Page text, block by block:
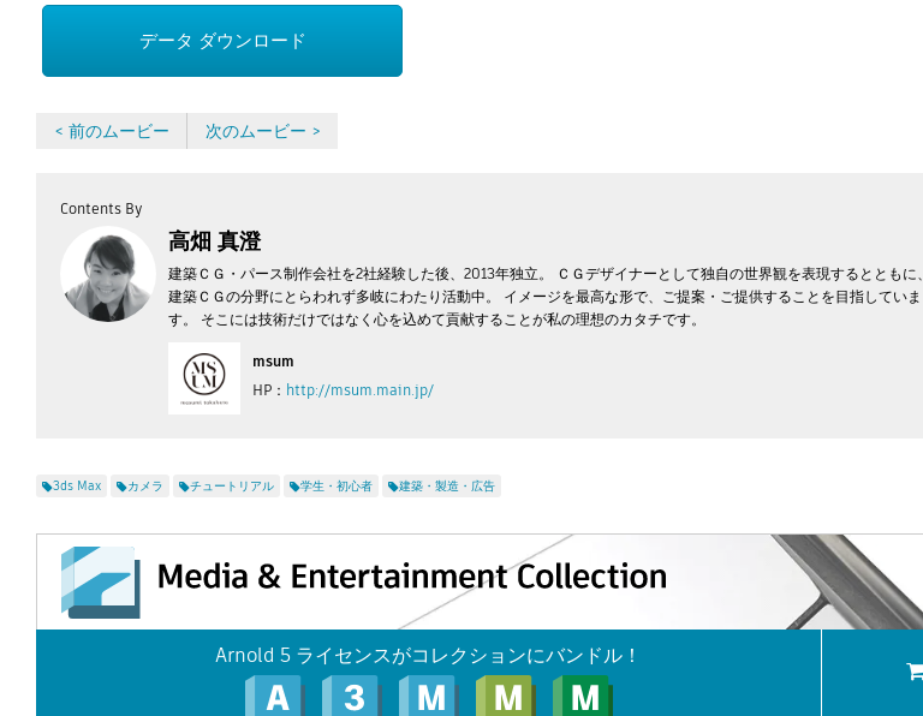
データ ダウンロード
< 前のムービー 次のムービー >
Contents By
高畑 真澄
建築ＣＧ・パース制作会社を2社経験した後、2013年独立。 ＣＧデザイナーとして独自の世界観を表現するとともに、
建築ＣＧの分野にとらわれず多岐にわたり活動中。 イメージを最高な形で、ご提案・ご提供することを目指していま
す。 そこには技術だけではなく心を込めて貢献することが私の理想のカタチです。
msum
HP： http://msum.main.jp/
3ds Max カメラ チュートリアル 学生・初心者 建築・製造・広告
Arnold 5 ライセンスがコレクションにバンドル！